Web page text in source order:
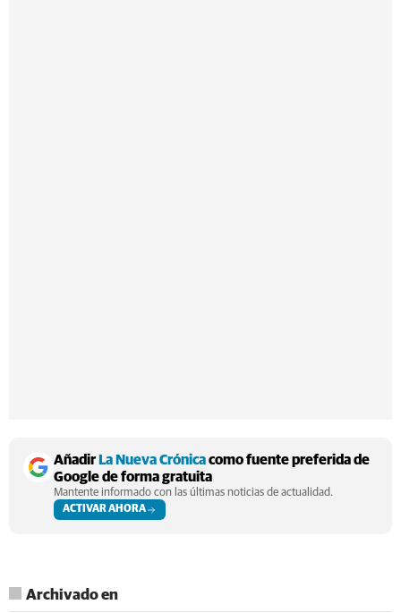
Añadir La Nueva Crónicacomo fuente preferida de
Google de forma gratuita
Mantente informado con las últimas noticias de actualidad.
ACTIVAR AHORA
Archivado en